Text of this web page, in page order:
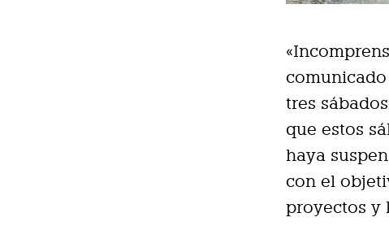
tres
que estos
haya
con el
proyectos y